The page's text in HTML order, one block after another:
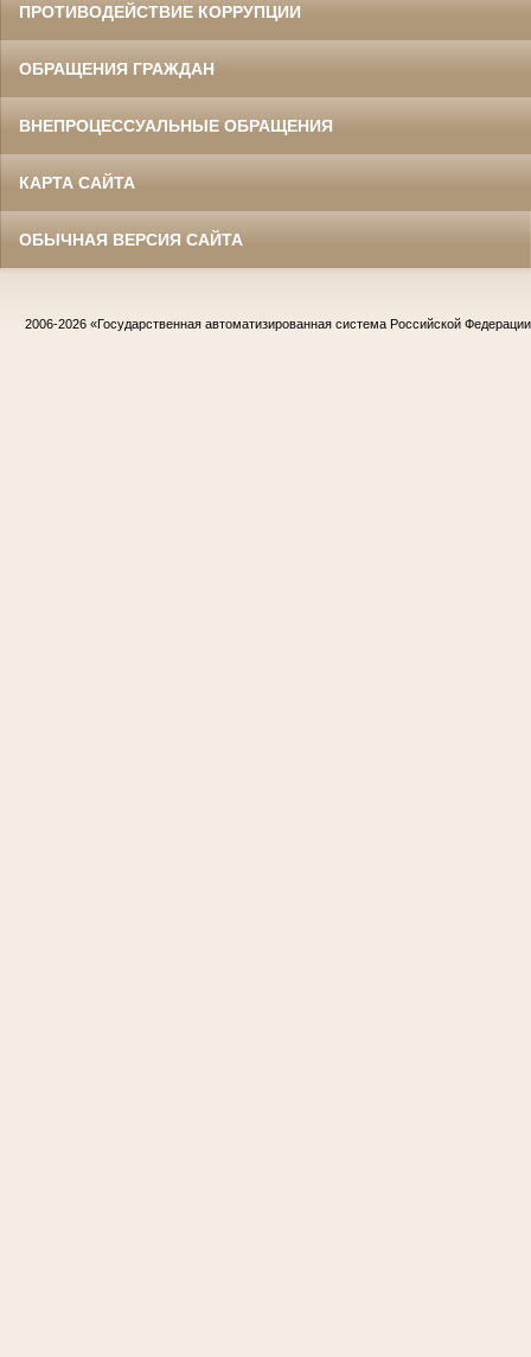
ПРОТИВОДЕЙСТВИЕ КОРРУПЦИИ
ОБРАЩЕНИЯ ГРАЖДАН
ВНЕПРОЦЕССУАЛЬНЫЕ ОБРАЩЕНИЯ
КАРТА САЙТА
ОБЫЧНАЯ ВЕРСИЯ САЙТА
2006-2026 «Государственная автоматизированная система Российской